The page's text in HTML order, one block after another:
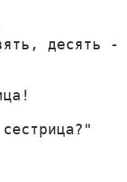
десять -